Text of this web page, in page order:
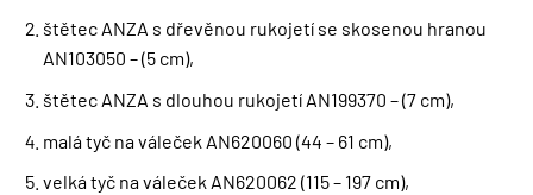
štětec ANZA s dřevěnou rukojetí se skosenou hranou
AN103050 – (5 cm),
štětec ANZA s dlouhou rukojetí AN199370 – (7 cm),
malá tyč na váleček AN620060 (44 – 61 cm),
velká tyč na váleček AN620062 (115 – 197 cm),